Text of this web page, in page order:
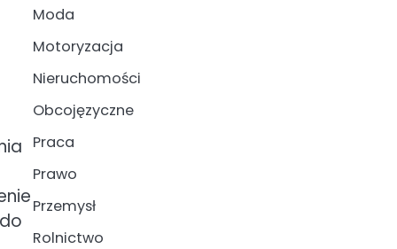
Moda
Motoryzacja
Nieruchomości
Obcojęzyczne
Praca
Prawo
Przemysł
Rolnictwo